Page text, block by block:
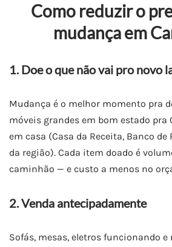
Como reduzir o
mudança em
1. Doe o que não vai pro novo
Mudança é o melhor momento pra
móveis grandes em bom estado pra
em casa (Casa da Receita, Banco
da região). Cada item doado é
caminhão — e custo a menos no
2. Venda antecipadamente
Sofás, mesas, eletros funcionando e